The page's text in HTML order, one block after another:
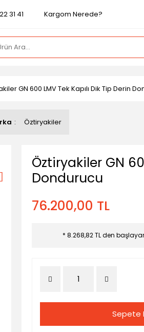
31 41 Kargom Nerede?
GN 600 LMV Tek Kapılı Dik Tip Derin
Öztiryakiler
Öztiryakiler GN
Dondurucu
76.200,00 TL
* 8.268,82 TL den
Sepete